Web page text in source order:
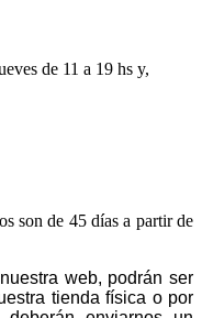
de 11 a 19 hs y,
son de 45 días a partir de
web, podrán ser
tienda física o por